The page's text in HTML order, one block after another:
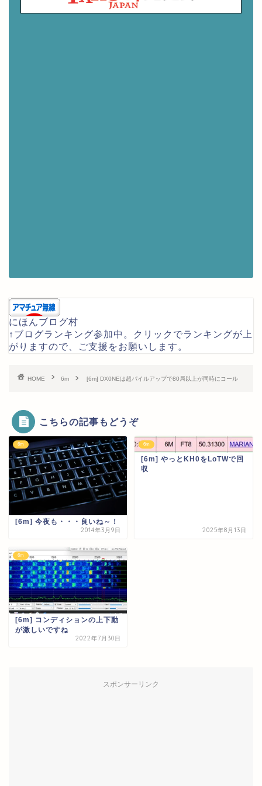
にほんブログ村
↑ブログランキング参加中。クリックでランキングが上
がりますので、ご支援をお願いします。
HOME 6m [6m] DX0NEは超パイルアップで80局以上が同時にコール
こちらの記事もどうぞ
6m
[6m] 今夜も・・・良いね～！
2014年3月9日
6m
[6m] やっとKH0をLoTWで回
収
2025年8月13日
6m
[6m] コンディションの上下動
が激しいですね
2022年7月30日
スポンサーリンク